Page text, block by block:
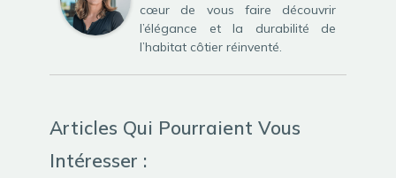
cœur de vous faire découvrir
l’élégance et la durabilité de
l’habitat côtier réinventé.
Articles Qui Pourraient Vous
Intéresser :